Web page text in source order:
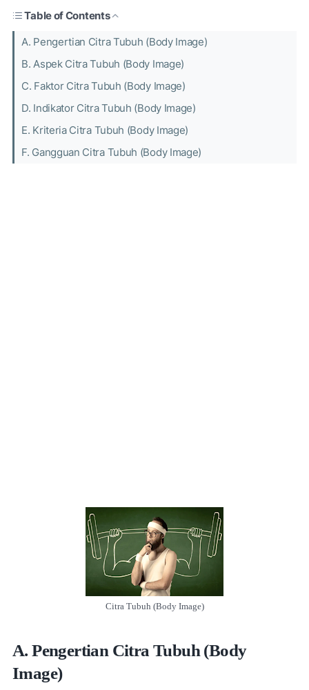
Table of Contents
A. Pengertian Citra Tubuh (Body Image)
B. Aspek Citra Tubuh (Body Image)
C. Faktor Citra Tubuh (Body Image)
D. Indikator Citra Tubuh (Body Image)
E. Kriteria Citra Tubuh (Body Image)
F. Gangguan Citra Tubuh (Body Image)
Citra Tubuh (Body Image)
A. Pengertian Citra Tubuh (Body
Image)